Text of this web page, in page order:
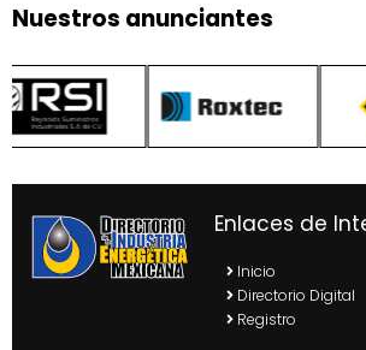
Nuestros anunciantes
Enlaces de
Inicio
Directorio Digital
Registro